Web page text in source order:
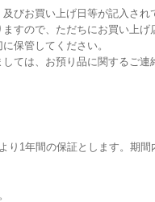
びお買い上げ日等が記入さ
すので、ただちにお買い上げ
保管してください。
ては、お預り品に関するご
り1年間の保証とします。期